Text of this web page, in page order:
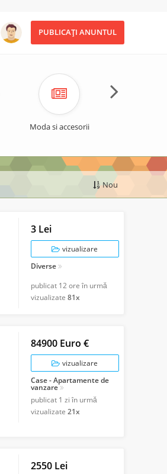
PUBLICAȚI ANUNTUL
Moda si accesorii
Nou
3 Lei
vizualizare
Diverse
publicat 12 ore în urmă
vizualizate 81x
84900 Euro €
vizualizare
Case - Apartamente de
vanzare
publicat 1 zi în urmă
vizualizate 21x
2550 Lei